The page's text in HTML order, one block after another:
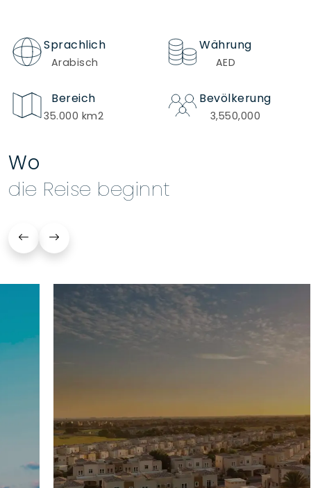
Sprachlich
Arabisch
Währung
AED
Bereich
35.000 km2
Bevölkerung
3,550,000
Wo
die Reise beginnt